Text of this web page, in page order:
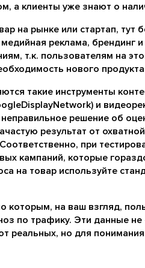
а клиенты уже знают о
на рынке или стартап, тут
реклама, брендинг
т.к. пользователям на
нового
такие инструменты
и
решение об
результат от
при
кампаний, которые
на товар используйте
которым, на ваш взгляд,
по трафику. Эти данные
реальных, но для